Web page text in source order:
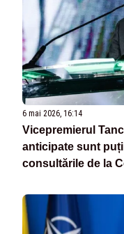
6 mai 2026, 16:14
Vicepremierul
anticipate sunt
consultările de la